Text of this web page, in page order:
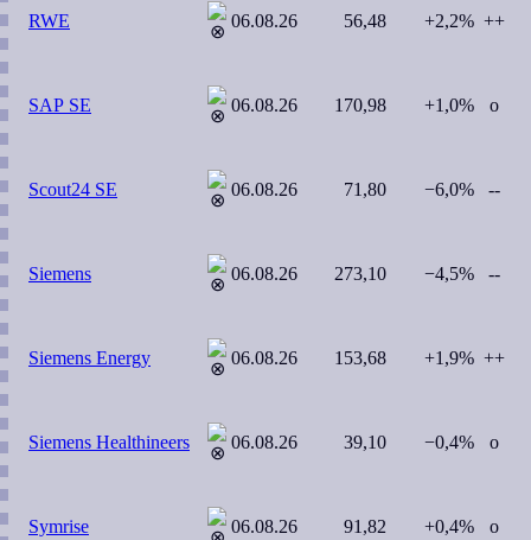
RWE 06.08.26 56,48 +2,2% ++
SAP SE 06.08.26 170,98 +1,0% o
Scout24 SE 06.08.26 71,80 −6,0% --
Siemens 06.08.26 273,10 −4,5% --
Siemens Energy 06.08.26 153,68 +1,9% ++
Siemens Healthineers 06.08.26 39,10 −0,4% o
Symrise 06.08.26 91,82 +0,4% o